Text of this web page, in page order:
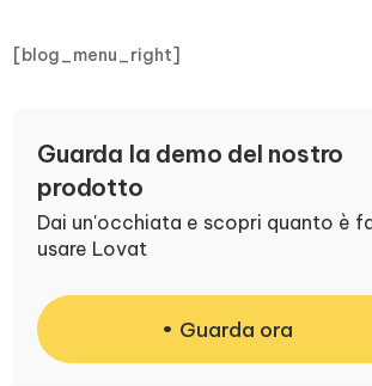
[blog_menu_right]
Guarda la demo del nostro
prodotto
Dai un'occhiata e scopri quanto è
usare Lovat
Guarda ora